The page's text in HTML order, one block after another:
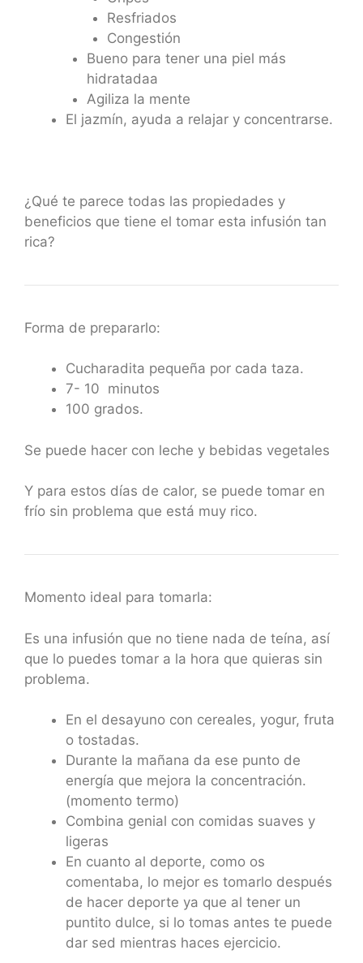
Resfriados
Congestión
Bueno para tener una piel más
hidratadaa
Agiliza la mente
El jazmín, ayuda a relajar y concentrarse.
¿Qué te parece todas las propiedades y
beneficios que tiene el tomar esta infusión tan
rica?
Forma de prepararlo:
Cucharadita pequeña por cada taza.
7- 10 minutos
100 grados.
Se puede hacer con leche y bebidas vegetales
Y para estos días de calor, se puede tomar en
frío sin problema que está muy rico.
Momento ideal para tomarla:
Es una infusión que no tiene nada de teína, así
que lo puedes tomar a la hora que quieras sin
problema.
En el desayuno con cereales, yogur, fruta
o tostadas.
Durante la mañana da ese punto de
energía que mejora la concentración.
(momento termo)
Combina genial con comidas suaves y
ligeras
En cuanto al deporte, como os
comentaba, lo mejor es tomarlo después
de hacer deporte ya que al tener un
puntito dulce, si lo tomas antes te puede
dar sed mientras haces ejercicio.